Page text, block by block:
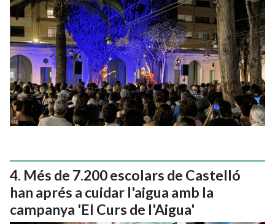
Més de 7.200 escolars de Castelló
han aprés a cuidar l'aigua amb la
campanya 'El Curs de l'Aigua'